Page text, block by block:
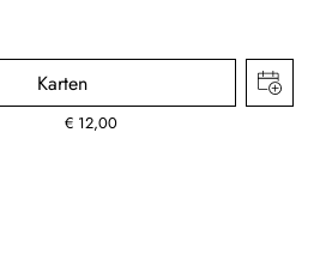
Karten
€ 12,00